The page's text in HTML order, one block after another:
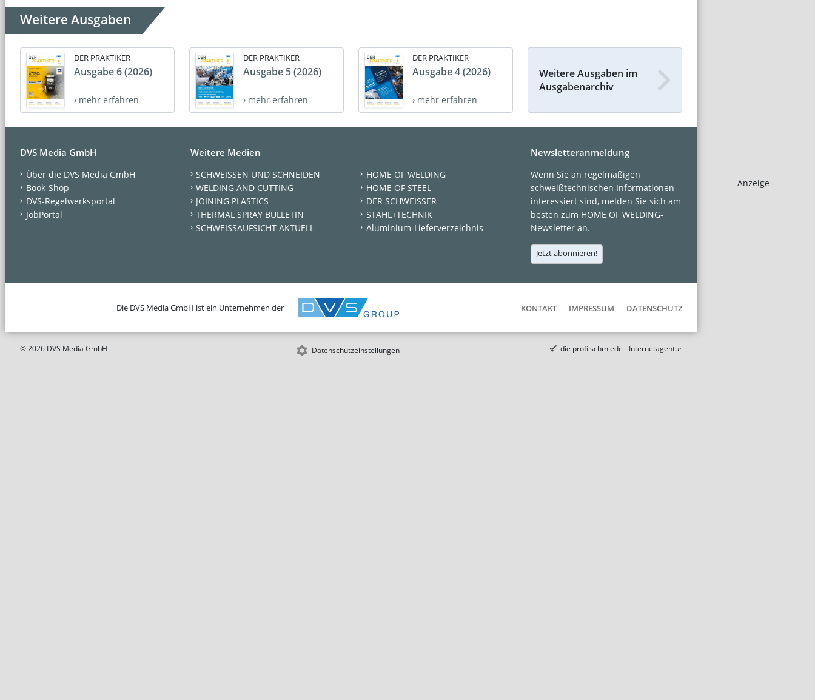
- Anzeige -
Weitere Ausgaben
DER PRAKTIKER
Ausgabe 6 (2026)
› mehr erfahren
DER PRAKTIKER
Ausgabe 5 (2026)
› mehr erfahren
DER PRAKTIKER
Ausgabe 4 (2026)
› mehr erfahren
Weitere Ausgaben im
Ausgabenarchiv
DVS Media GmbH
Über die DVS Media GmbH
Book-Shop
DVS-Regelwerksportal
JobPortal
Weitere Medien
SCHWEISSEN UND SCHNEIDEN
WELDING AND CUTTING
JOINING PLASTICS
THERMAL SPRAY BULLETIN
SCHWEISSAUFSICHT AKTUELL
HOME OF WELDING
HOME OF STEEL
DER SCHWEISSER
STAHL+TECHNIK
Aluminium-Lieferverzeichnis
Newsletteranmeldung
Wenn Sie an regelmäßigen
schweißtechnischen Informationen
interessiert sind, melden Sie sich am
besten zum HOME OF WELDING-
Newsletter an.
Jetzt abonnieren!
Die DVS Media GmbH ist ein Unternehmen der KONTAKT IMPRESSUM DATENSCHUTZ
© 2026 DVS Media GmbH Datenschutzeinstellungen die profilschmiede - Internetagentur